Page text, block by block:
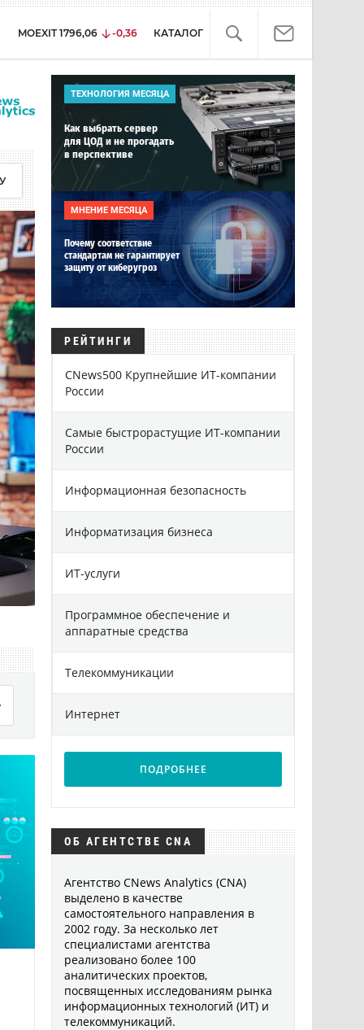
MOEXIT 1796,06 -0,36 КАТАЛОГ
ТЕХНОЛОГИЯ МЕСЯЦА
Как выбрать сервер
для ЦОД и не прогадать
в перспективе
МНЕНИЕ МЕСЯЦА
Почему соответствие
стандартам не гарантирует
защиту от киберугроз
РЕЙТИНГИ
CNews500 Крупнейшие ИТ-компании
России
Самые быстрорастущие ИТ-компании
России
Информационная безопасность
Информатизация бизнеса
ИТ-услуги
Программное обеспечение и
аппаратные средства
Телекоммуникации
Интернет
ПОДРОБНЕЕ
ОБ АГЕНТСТВЕ CNA
Агентство CNews Analytics (CNA)
выделено в качестве
самостоятельного направления в
2002 году. За несколько лет
специалистами агентства
реализовано более 100
аналитических проектов,
посвященных исследованиям рынка
информационных технологий (ИТ) и
телекоммуникаций.